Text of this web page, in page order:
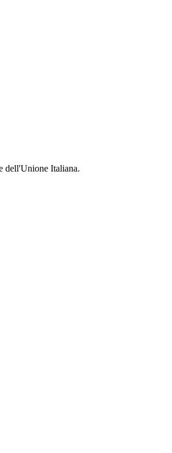
dell'Unione Italiana.